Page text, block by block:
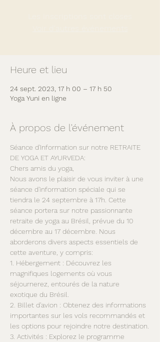
Heure et lieu
24 sept. 2023, 17 h 00 – 17 h 50
Yoga Yuni en ligne
À propos de l'événement
Séance d'Information sur notre RETRAITE
DE YOGA ET AYURVEDA:
Chers amis du yoga,
Nous avons le plaisir de vous inviter à une
séance d'information spéciale qui se
tiendra le 24 septembre à 17h. Cette
séance portera sur notre passionnante
retraite de yoga au Brésil, prévue du 10
décembre au 17 décembre. Nous
aborderons divers aspects essentiels de
cette aventure, y compris:
1. Hébergement : Découvrez les
magnifiques logements où vous
séjournerez, entourés de la nature
exotique du Brésil.
2. Billet d'avion : Obtenez des informations
importantes sur les vols recommandés et
les options pour rejoindre notre destination.
3. Activités : Explorez le programme